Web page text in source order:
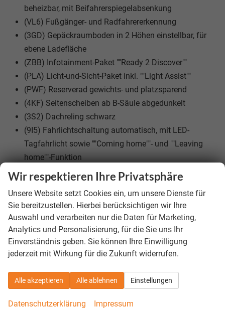
beheizbar, mit Beifahrerspiegelabsenkung
(VL6) Fußgänger- und Radfahrererkennung
(3GD) Gepäckraumboden in 2 Höhen einstellbar, für
ebene Ladefläche
(ZBB) Infotainment-Paket ""Ready 2 Discover""
(PLA) Licht-und-Sicht-Paket inkl. ""Light Assist""
(PWF) Reserverad gewichts- und platzsparend
(4KF) Seitenscheiben ab B-Säule abgedunkelt
(3S2) Dachreling schwarz
(9I5) Fahrlichtschaltung automatisch, mit LED-
Tagfahrlicht sowie ""Coming home""- und ""Leaving
home""-Funktion
(8VG) Rückleuchten in LED-Technik
(1J2) Umfeldbeleuchtung mit Lichtprojektion
(7UJ) Vorbereitet für spätere Freischaltung:
Navigationsfunktion ""Discover Media""
(PSH) Vordersitze beheizbar
Räder & Technik
Tragfähigkeitsindex
Wir respektieren Ihre Privatsphäre
Unsere Website setzt Cookies ein, um unsere Dienste für
Sie bereitzustellen. Hierbei berücksichtigen wir Ihre
Auswahl und verarbeiten nur die Daten für Marketing,
Analytics und Personalisierung, für die Sie uns Ihr
Einverständnis geben. Sie können Ihre Einwilligung
jederzeit mit Wirkung für die Zukunft widerrufen.
Alle akzeptieren Alle ablehnen Einstellungen
Datenschutzerklärung Impressum